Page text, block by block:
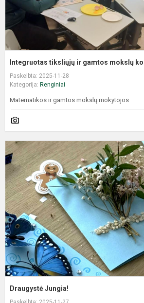
Integruotas tiksliųjų ir gamtos mokslų
Paskelbta: 2025-11-28
Kategorija: Renginiai
Matematikos ir gamtos mokslų mokytojos
Draugystė Jungia!